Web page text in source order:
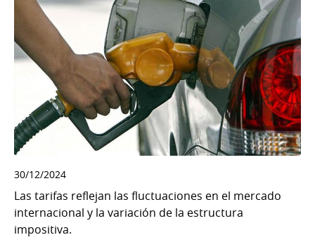
30/12/2024
Las tarifas reflejan las fluctuaciones en el mercado
internacional y la variación de la estructura
impositiva.